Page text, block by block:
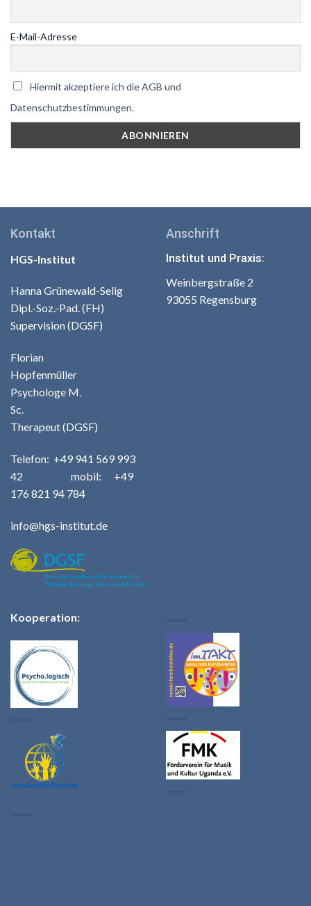
E-Mail-Adresse
Hiermit akzeptiere ich die AGB und
Datenschutzbestimmungen.
Kontakt
HGS-Institut
Hanna Grünewald-Selig
Dipl.-Soz.-Pad. (FH)
Supervision (DGSF)
Florian
Hopfenmüller
Psychologe M.
Sc.
Therapeut (DGSF)
Telefon: +49 941 569 993
42 mobil: +49
176 821 94 784
info@hgs-institut.de
Anschrift
Institut und Praxis:
Weinbergstraße 2
93055 Regensburg
Kooperation: